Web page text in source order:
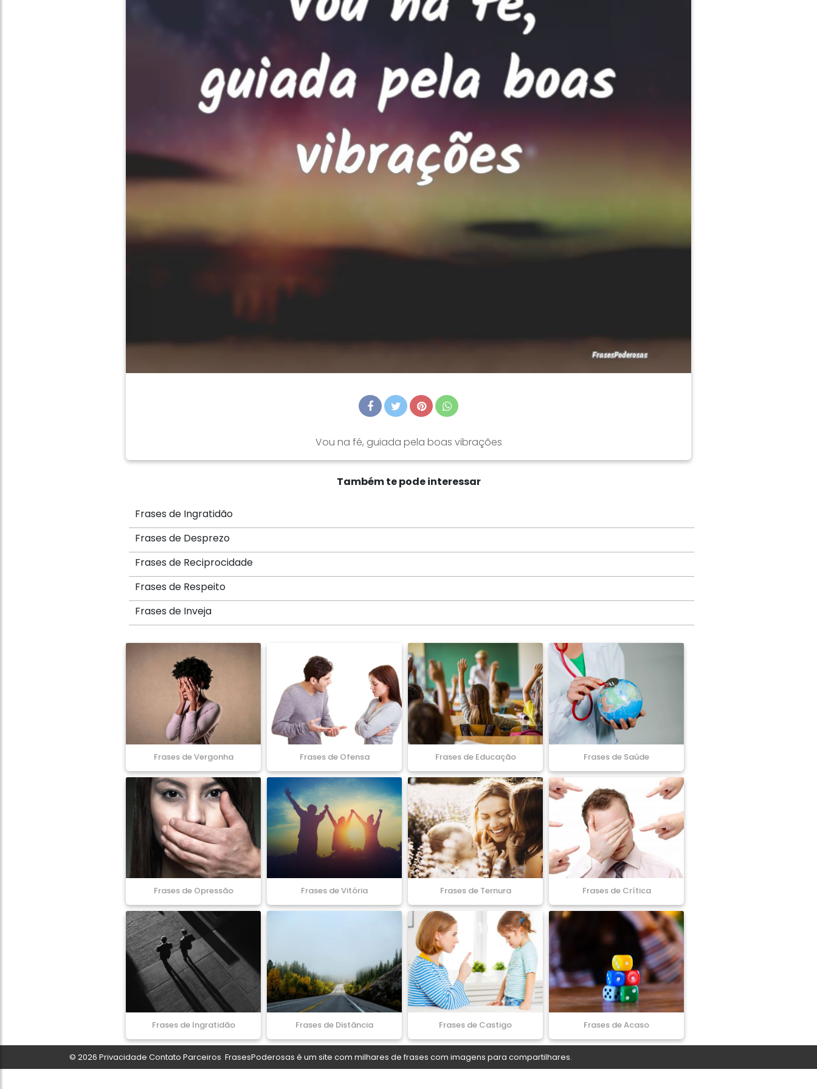
Vou na fé, guiada pela boas vibrações
Também te pode interessar
Frases de Ingratidão
Frases de Desprezo
Frases de Reciprocidade
Frases de Respeito
Frases de Inveja
Frases de Vergonha Frases de Ofensa Frases de Educação Frases de Saúde
Frases de Opressão Frases de Vitória Frases de Ternura Frases de Crítica
Frases de Ingratidão Frases de Distância Frases de Castigo Frases de Acaso
© 2026 Privacidade Contato Parceiros FrasesPoderosas é um site com milhares de frases com imagens para compartilhares.